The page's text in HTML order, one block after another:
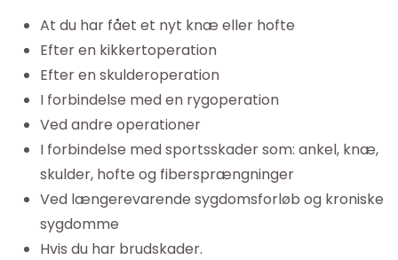
At du har fået et nyt knæ eller hofte
Efter en kikkertoperation
Efter en skulderoperation
I forbindelse med en rygoperation
Ved andre operationer
I forbindelse med sportsskader som: ankel, knæ,
skulder, hofte og fibersprængninger
Ved længerevarende sygdomsforløb og kroniske
sygdomme
Hvis du har brudskader.